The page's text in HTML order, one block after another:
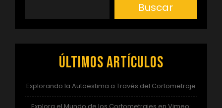
Buscar
Últimos artículos
Explorando la Autoestima a Través del Cortometraje